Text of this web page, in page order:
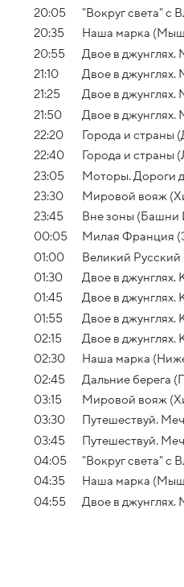
20:05
"Вокруг света" с
20:35
Наша марка
20:55
Двое в джунглях.
21:10
Двое в джунглях.
21:25
Двое в джунглях.
21:50
Двое в джунглях.
22:20
Города и страны
22:40
Города и страны
23:05
Моторы. Дороги
23:30
Мировой вояж
23:45
Вне зоны (Башни
00:05
Милая Франция
01:00
Великий
01:30
Двое в джунглях.
01:45
Двое в джунглях.
01:55
Двое в джунглях.
02:15
Двое в джунглях.
02:30
Наша марка
02:45
Дальние берега
03:15
Мировой вояж
03:30
Путешествуй.
03:45
Путешествуй.
04:05
"Вокруг света" с
04:35
Наша марка
04:55
Двое в джунглях.